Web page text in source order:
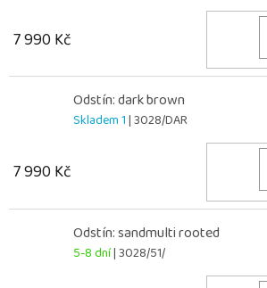
7 990 Kč
Odstín: dark brown
Skladem 1| 3028/DAR
7 990 Kč
Odstín: sandmulti rooted
5-8 dní| 3028/51/